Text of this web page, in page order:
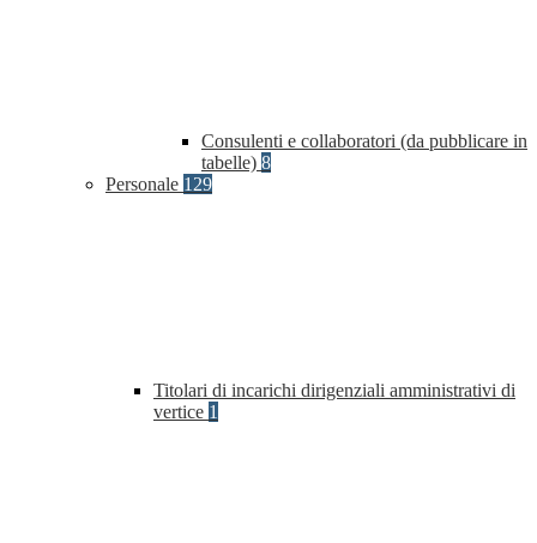
Consulenti e collaboratori (da pubblicare in
tabelle) 8
Personale 129
Titolari di incarichi dirigenziali amministrativi di
vertice 1